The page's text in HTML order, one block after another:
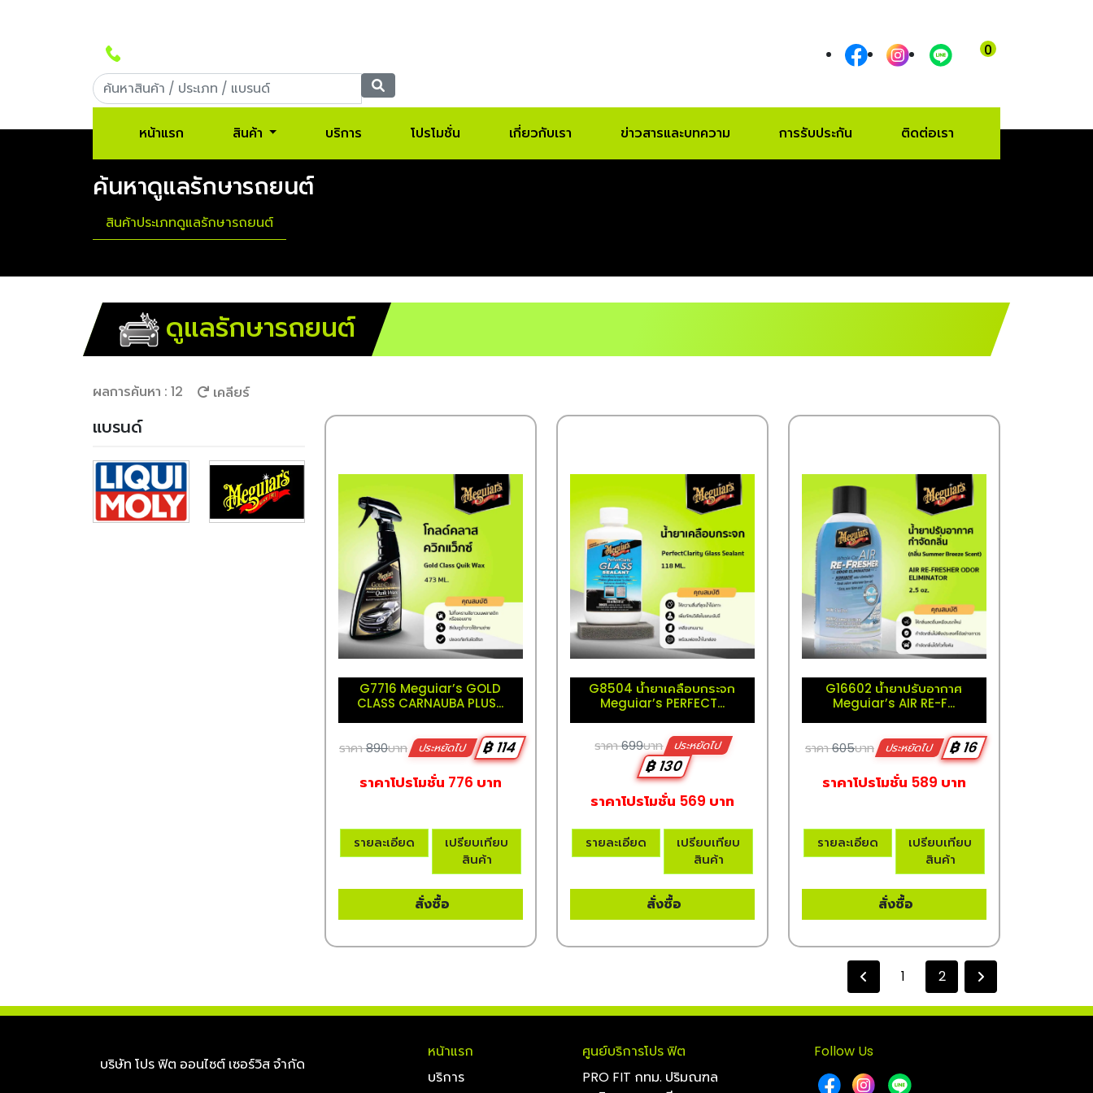
Call Center: 090-956-5566
0
หน้าแรก สินค้า บริการ โปรโมชั่น เกี่ยวกับเรา ข่าวสารและบทความ การรับประกัน ติดต่อเรา
ค้นหาดูแลรักษารถยนต์
สินค้าประเภทดูแลรักษารถยนต์
ดูแลรักษารถยนต์
ผลการค้นหา : 12 เคลียร์
แบรนด์
G7716 Meguiar’s GOLD
CLASS CARNAUBA PLUS...
ราคา890บาท ประหยัดไป
฿ 114
ราคาโปรโมชั่น 776 บาท
รายละเอียด
เปรียบเทียบ
สินค้า
สั่งซื้อ
G8504 น้ำยาเคลือบกระจก
Meguiar’s PERFECT...
ราคา699บาท ประหยัดไป
฿ 130
ราคาโปรโมชั่น 569 บาท
รายละเอียด
เปรียบเทียบ
สินค้า
สั่งซื้อ
G16602 น้ำยาปรับอากาศ
Meguiar’s AIR RE-F...
ราคา605บาท ประหยัดไป
฿ 16
ราคาโปรโมชั่น 589 บาท
รายละเอียด
เปรียบเทียบ
สินค้า
สั่งซื้อ
1 2
บริษัท โปร ฟิต ออนไซต์ เซอร์วิส จำกัด
หน้าแรก
บริการ
ศูนย์บริการโปร ฟิต
PRO FIT กทม. ปริมณฑล
Follow Us